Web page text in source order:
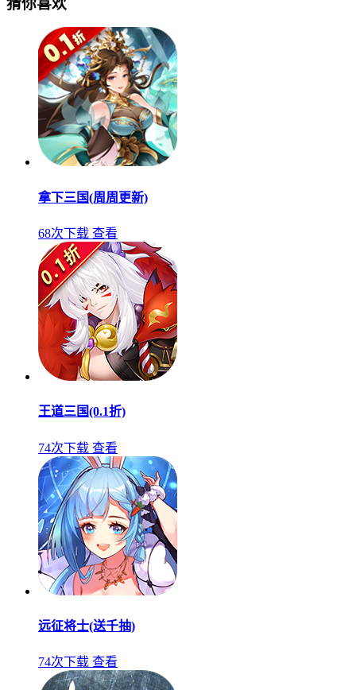
猜你喜欢
拿下三国(周周更新)
68次下载 查看
王道三国(0.1折)
74次下载 查看
远征将士(送千抽)
74次下载 查看